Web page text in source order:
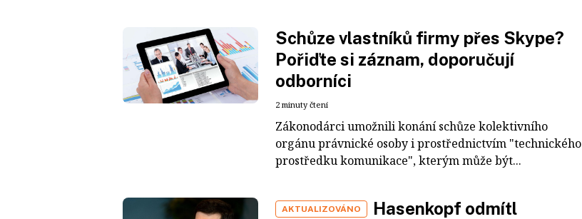
Schůze vlastníků firmy přes Skype?
Pořiďte si záznam, doporučují
odborníci
2 minuty čtení
Zákonodárci umožnili konání schůze kolektivního
orgánu právnické osoby i prostřednictvím "technického
prostředku komunikace", kterým může být...
AKTUALIZOVÁNO
Hasenkopf odmítl